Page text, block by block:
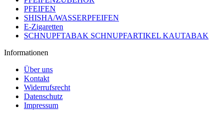
PFEIFEN
SHISHA/WASSERPFEIFEN
E-Zigaretten
SCHNUPFTABAK SCHNUPFARTIKEL KAUTABAK
Informationen
Über uns
Kontakt
Widerrufsrecht
Datenschutz
Impressum